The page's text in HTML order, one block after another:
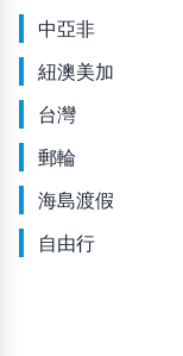
中亞非
紐澳美加
台灣
郵輪
海島渡假
自由行